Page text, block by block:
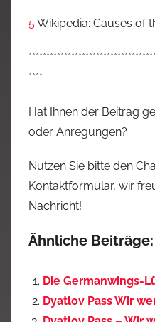
5Wikipedia: Causes of
****
Hat Ihnen der Beitrag
oder Anregungen?
Nutzen Sie bitte den
Kontaktformular, wir
Nachricht!
Ähnliche Beiträge:
Die Germanwings-
Dyatlov Pass Wir